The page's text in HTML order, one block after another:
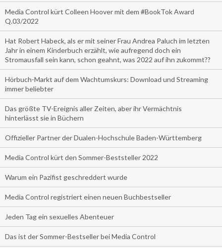
Media Control kürt Colleen Hoover mit dem #BookTok Award
Q.03/2022
Hat Robert Habeck, als er mit seiner Frau Andrea Paluch im letzten
Jahr in einem Kinderbuch erzählt, wie aufregend doch ein
Stromausfall sein kann, schon geahnt, was 2022 auf ihn zukommt??
Hörbuch-Markt auf dem Wachtumskurs: Download und Streaming
immer beliebter
Das größte TV-Ereignis aller Zeiten, aber ihr Vermächtnis
hinterlässt sie in Büchern
Offizieller Partner der Dualen-Hochschule Baden-Württemberg
Media Control kürt den Sommer-Beststeller 2022
Warum ein Pazifist geschreddert wurde
Media Control registriert einen neuen Buchbestseller
Jeden Tag ein sexuelles Abenteuer
Das ist der Sommer-Bestseller bei Media Control